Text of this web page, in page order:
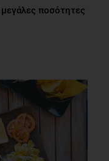
ποσότητες